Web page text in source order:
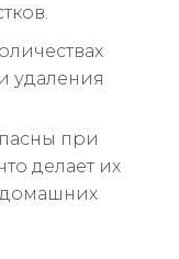
удаления
при
делает их